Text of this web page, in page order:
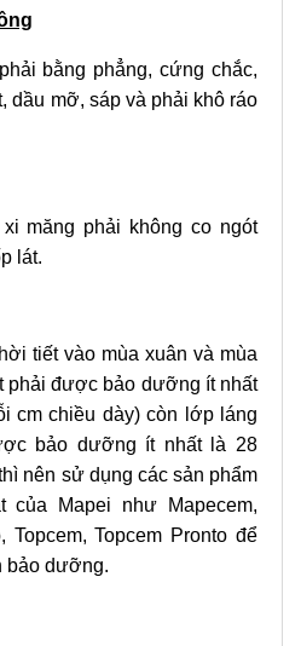
bằng phẳng, cứng chắc,
dầu mỡ, sáp và phải khô ráo
măng phải không co ngót
lát.
tiết vào mùa xuân và mùa
phải được bảo dưỡng ít nhất
cm chiều dày) còn lớp láng
bảo dưỡng ít nhất là 28
nên sử dụng các sản phẩm
của Mapei như Mapecem,
Topcem, Topcem Pronto để
bảo dưỡng.